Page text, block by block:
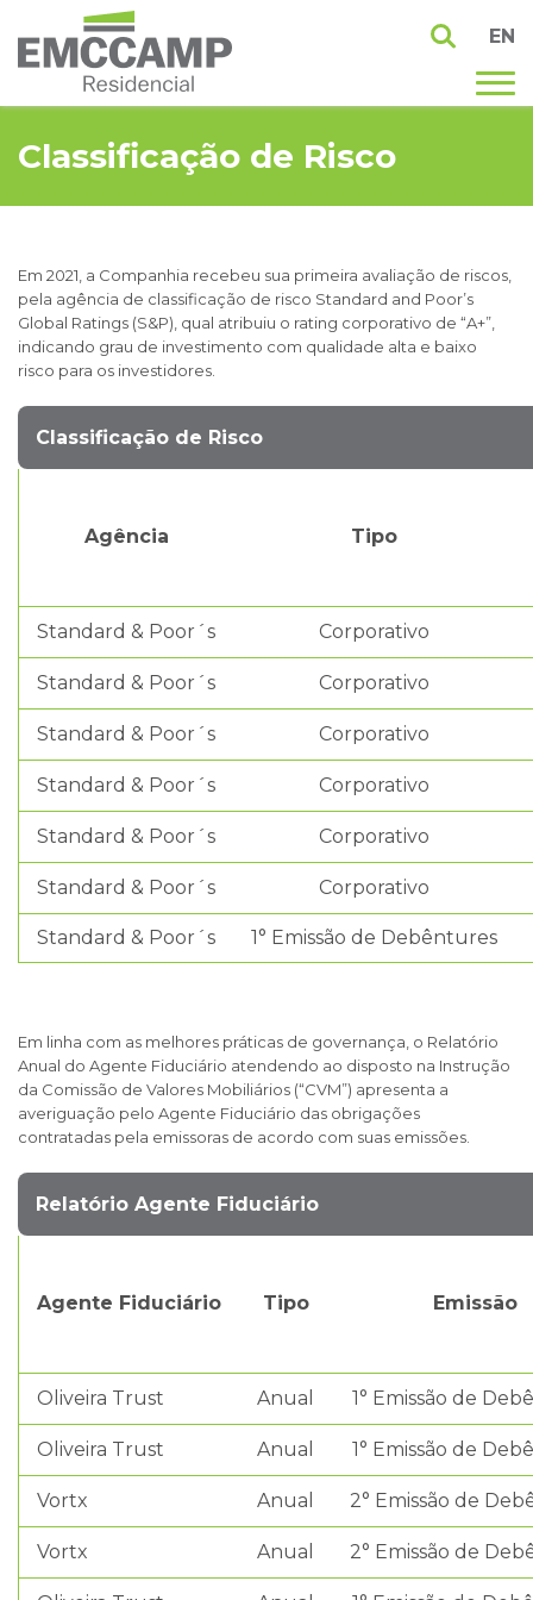
EN
Classificação de Risco
Em 2021, a Companhia recebeu sua primeira avaliação de riscos,
pela agência de classificação de risco Standard and Poor’s
Global Ratings (S&P), qual atribuiu o rating corporativo de “A+”,
indicando grau de investimento com qualidade alta e baixo
risco para os investidores.
Classificação de Risco
Agência Tipo
Standard & Poor´s Corporativo
Standard & Poor´s Corporativo
Standard & Poor´s Corporativo
Standard & Poor´s Corporativo
Standard & Poor´s Corporativo
Standard & Poor´s Corporativo
Standard & Poor´s 1° Emissão de Debêntures
Em linha com as melhores práticas de governança, o Relatório
Anual do Agente Fiduciário atendendo ao disposto na Instrução
da Comissão de Valores Mobiliários (“CVM”) apresenta a
averiguação pelo Agente Fiduciário das obrigações
contratadas pela emissoras de acordo com suas emissões.
Relatório Agente Fiduciário
Agente Fiduciário Tipo Emissão
Oliveira Trust Anual 1° Emissão de
Oliveira Trust Anual 1° Emissão de
Vortx Anual 2° Emissão de
Vortx Anual 2° Emissão de